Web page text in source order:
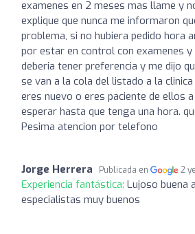
examenes en 2 meses mas llame y
explique que nunca me informaron
problema, si no hubiera pedido hora
por estar en control con examenes
deberia tener preferencia y me dijo
se van a la cola del listado a la
eres nuevo o eres paciente de ellos
esperar hasta que tenga una hora.
Pesima atencion por telefono
Jorge Herrera Publicada en 2
Experiencia fantástica: Lujoso buena
especialistas muy buenos